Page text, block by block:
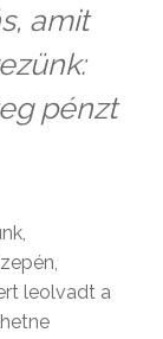
amit
pénzt
leolvadt a